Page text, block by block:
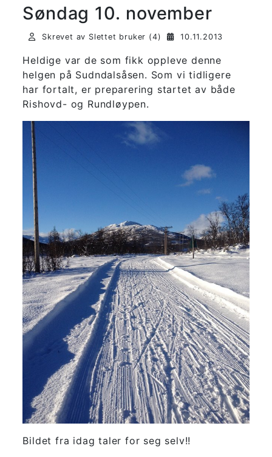
Søndag 10. november
Skrevet av Slettet bruker (4) 10.11.2013
Heldige var de som fikk oppleve denne
helgen på Sudndalsåsen. Som vi tidligere
har fortalt, er preparering startet av både
Rishovd- og Rundløypen.
Bildet fra idag taler for seg selv!!